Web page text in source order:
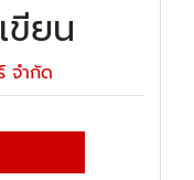
ขียน
จำกัด